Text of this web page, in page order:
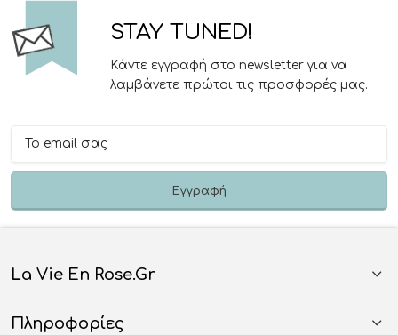
STAY TUNED!
Κάντε εγγραφή στο newsletter για να
λαμβάνετε πρώτοι τις προσφορές μας.
La Vie En Rose.gr
Πληροφορίες